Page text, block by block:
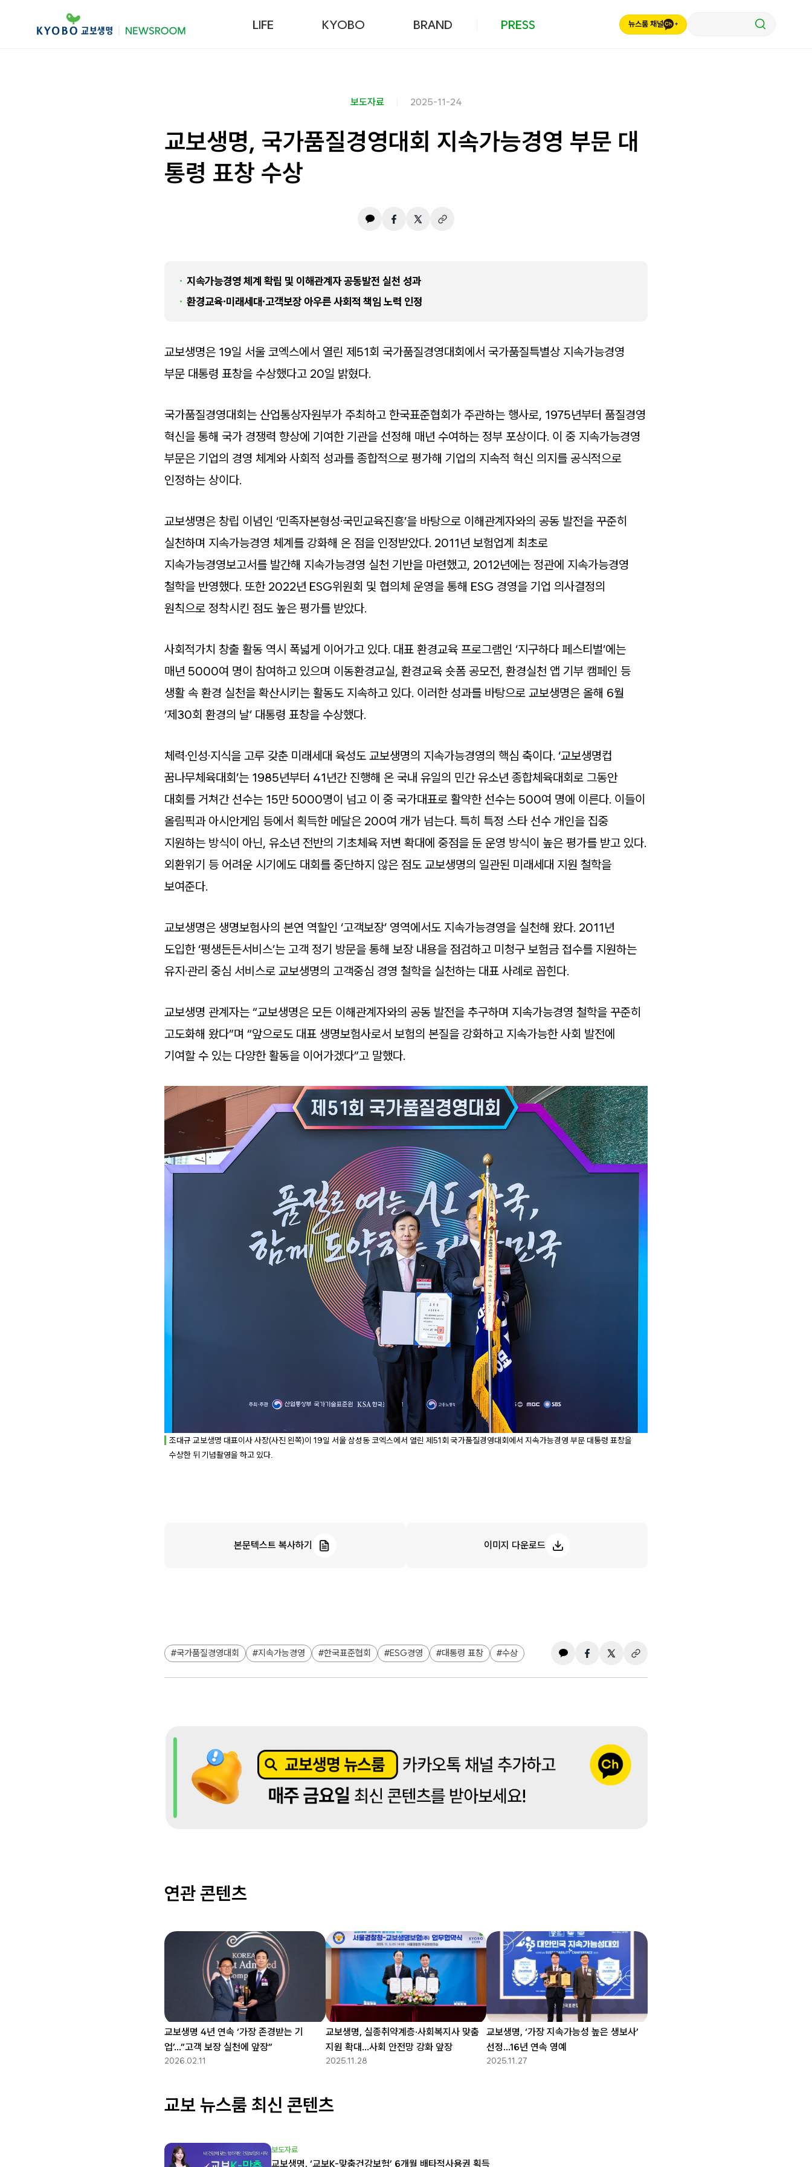
LIFE KYOBO BRAND PRESS 뉴스룸 채널
보도자료 2025-11-24
교보생명, 국가품질경영대회 지속가능경영 부문 대
통령 표창 수상
지속가능경영 체계 확립 및 이해관계자 공동발전 실천 성과
환경교육·미래세대·고객보장 아우른 사회적 책임 노력 인정
교보생명은 19일 서울 코엑스에서 열린 제51회 국가품질경영대회에서 국가품질특별상 지속가능경영
부문 대통령 표창을 수상했다고 20일 밝혔다.
국가품질경영대회는 산업통상자원부가 주최하고 한국표준협회가 주관하는 행사로, 1975년부터 품질경영
혁신을 통해 국가 경쟁력 향상에 기여한 기관을 선정해 매년 수여하는 정부 포상이다. 이 중 지속가능경영
부문은 기업의 경영 체계와 사회적 성과를 종합적으로 평가해 기업의 지속적 혁신 의지를 공식적으로
인정하는 상이다.
교보생명은 창립 이념인 ‘민족자본형성·국민교육진흥’을 바탕으로 이해관계자와의 공동 발전을 꾸준히
실천하며 지속가능경영 체계를 강화해 온 점을 인정받았다. 2011년 보험업계 최초로
지속가능경영보고서를 발간해 지속가능경영 실천 기반을 마련했고, 2012년에는 정관에 지속가능경영
철학을 반영했다. 또한 2022년 ESG위원회 및 협의체 운영을 통해 ESG 경영을 기업 의사결정의
원칙으로 정착시킨 점도 높은 평가를 받았다.
사회적가치 창출 활동 역시 폭넓게 이어가고 있다. 대표 환경교육 프로그램인 ‘지구하다 페스티벌’에는
매년 5000여 명이 참여하고 있으며 이동환경교실, 환경교육 숏폼 공모전, 환경실천 앱 기부 캠페인 등
생활 속 환경 실천을 확산시키는 활동도 지속하고 있다. 이러한 성과를 바탕으로 교보생명은 올해 6월
‘제30회 환경의 날’ 대통령 표창을 수상했다.
체력·인성·지식을 고루 갖춘 미래세대 육성도 교보생명의 지속가능경영의 핵심 축이다. ‘교보생명컵
꿈나무체육대회’는 1985년부터 41년간 진행해 온 국내 유일의 민간 유소년 종합체육대회로 그동안
대회를 거쳐간 선수는 15만 5000명이 넘고 이 중 국가대표로 활약한 선수는 500여 명에 이른다. 이들이
올림픽과 아시안게임 등에서 획득한 메달은 200여 개가 넘는다. 특히 특정 스타 선수 개인을 집중
지원하는 방식이 아닌, 유소년 전반의 기초체육 저변 확대에 중점을 둔 운영 방식이 높은 평가를 받고 있다.
외환위기 등 어려운 시기에도 대회를 중단하지 않은 점도 교보생명의 일관된 미래세대 지원 철학을
보여준다.
교보생명은 생명보험사의 본연 역할인 ‘고객보장’ 영역에서도 지속가능경영을 실천해 왔다. 2011년
도입한 ‘평생든든서비스’는 고객 정기 방문을 통해 보장 내용을 점검하고 미청구 보험금 접수를 지원하는
유지·관리 중심 서비스로 교보생명의 고객중심 경영 철학을 실천하는 대표 사례로 꼽힌다.
교보생명 관계자는 “교보생명은 모든 이해관계자와의 공동 발전을 추구하며 지속가능경영 철학을 꾸준히
고도화해 왔다”며 “앞으로도 대표 생명보험사로서 보험의 본질을 강화하고 지속가능한 사회 발전에
기여할 수 있는 다양한 활동을 이어가겠다”고 말했다.
조대규 교보생명 대표이사 사장(사진 왼쪽)이 19일 서울 삼성동 코엑스에서 열린 제51회 국가품질경영대회에서 지속가능경영 부문 대통령 표창을
수상한 뒤 기념촬영을 하고 있다.
본문텍스트 복사하기 이미지 다운로드
국가품질경영대회 지속가능경영 한국표준협회 ESG경영 대통령 표창 수상
연관 콘텐츠
교보생명 4년 연속 ‘가장 존경받는 기
업’…”고객 보장 실천에 앞장”
2026.02.11
교보생명, 실종취약계층·사회복지사 맞춤
지원 확대…사회 안전망 강화 앞장
2025.11.28
교보생명, ‘가장 지속가능성 높은 생보사’
선정…16년 연속 영예
2025.11.27
교보 뉴스룸 최신 콘텐츠
보도자료
교보생명, ‘교보K-맞춤건강보험’ 6개월 배타적사용권 획득